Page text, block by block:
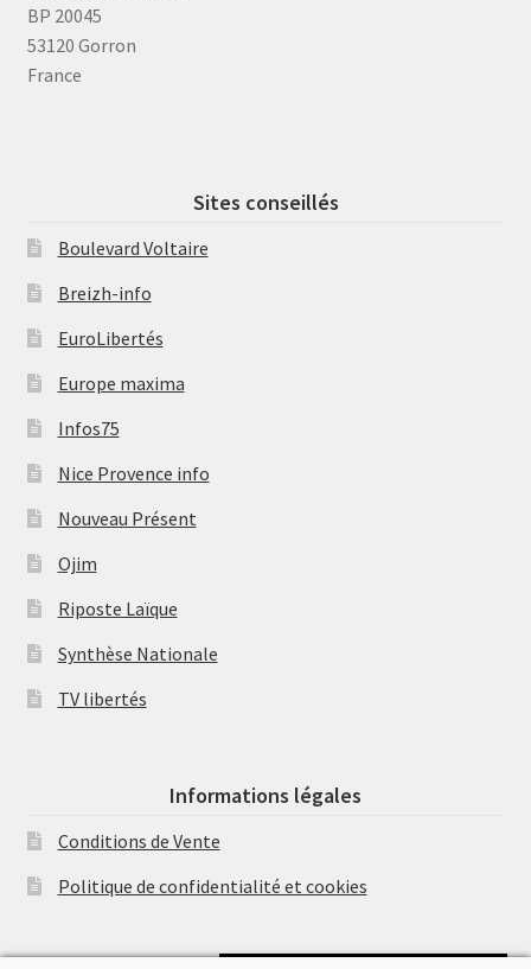
BP 20045
53120 Gorron
France
Sites conseillés
Boulevard Voltaire
Breizh-info
EuroLibertés
Europe maxima
Infos75
Nice Provence info
Nouveau Présent
Ojim
Riposte Laïque
Synthèse Nationale
TV libertés
Informations légales
Conditions de Vente
Politique de confidentialité et cookies